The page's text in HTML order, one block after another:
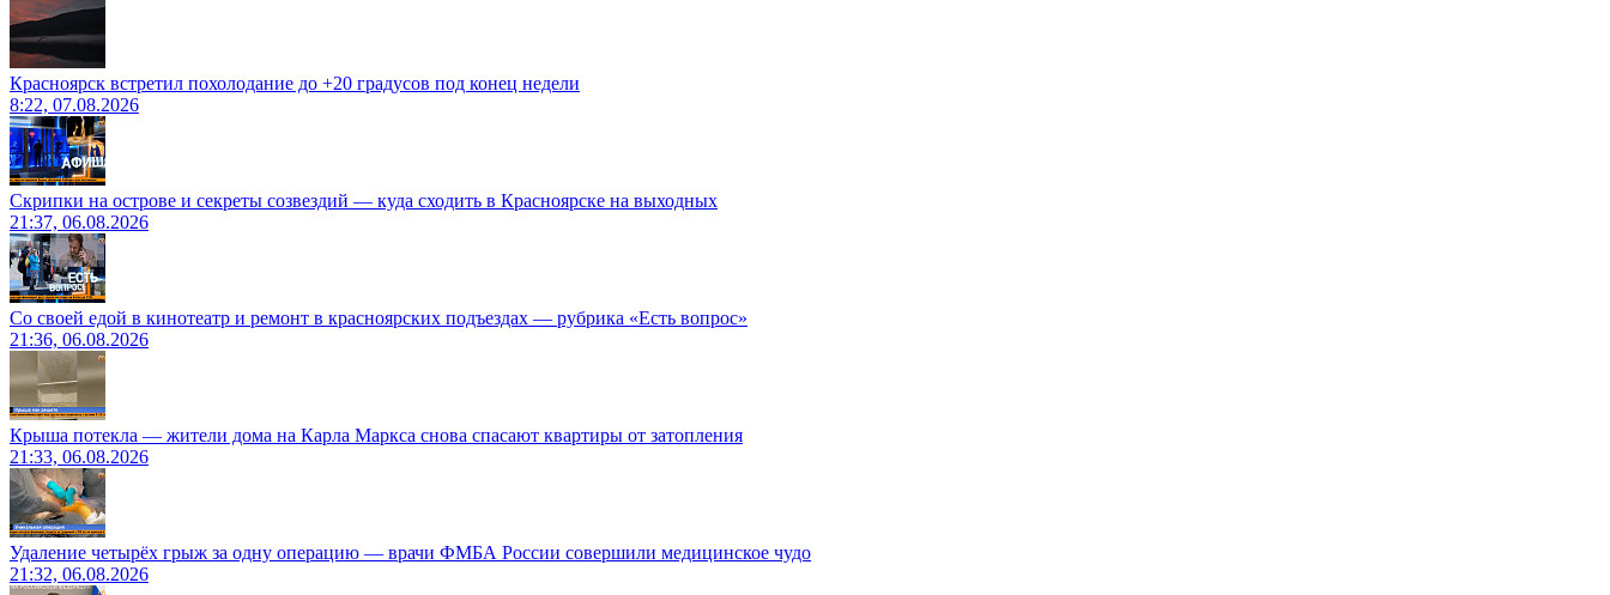
Красноярск встретил похолодание до +20 градусов под конец недели
8:22, 07.08.2026
Скрипки на острове и секреты созвездий — куда сходить в Красноярске на выходных
21:37, 06.08.2026
Со своей едой в кинотеатр и ремонт в красноярских подъездах — рубрика «Есть вопрос»
21:36, 06.08.2026
Крыша потекла — жители дома на Карла Маркса снова спасают квартиры от затопления
21:33, 06.08.2026
Удаление четырёх грыж за одну операцию — врачи ФМБА России совершили медицинское чудо
21:32, 06.08.2026